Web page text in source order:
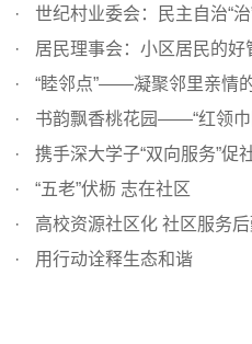
世纪村业委会：民主自治“治
居民理事会：小区居民的好
“睦邻点”——凝聚邻里亲情
书韵飘香桃花园——“红领巾
携手深大学子“双向服务”促
“五老”伏枥 志在社区
高校资源社区化 社区服务
用行动诠释生态和谐